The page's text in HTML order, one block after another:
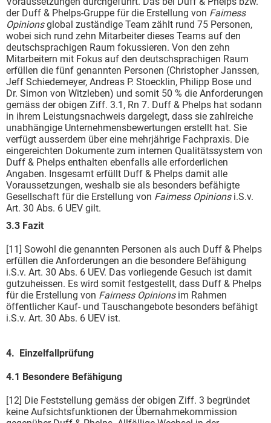
der Duff & Phelps-Gruppe für die Erstellung von Fairness
Opinionsglobal zuständige Team zählt rund 75 Personen,
wobei sich rund zehn Mitarbeiter dieses Teams auf den
deutschsprachigen Raum fokussieren. Von den zehn
Mitarbeitern mit Fokus auf den deutschsprachigen Raum
erfüllen die fünf genannten Personen (Christopher Janssen,
Jeff Schiedemeyer, Andreas P. Stoecklin, Philipp Bose und
Dr. Simon von Witzleben) und somit 50 % die Anforderungen
gemäss der obigen Ziff. 3.1, Rn 7. Duff & Phelps hat sodann
in ihrem Leistungsnachweis dargelegt, dass sie zahlreiche
unabhängige Unternehmensbewertungen erstellt hat. Sie
verfügt ausserdem über eine mehrjährige Fachpraxis. Die
eingereichten Dokumente zum internen Qualitätssystem von
Duff & Phelps enthalten ebenfalls alle erforderlichen
Angaben. Insgesamt erfüllt Duff & Phelps damit alle
Voraussetzungen, weshalb sie als besonders befähigte
Gesellschaft für die Erstellung von Fairness Opinionsi.S.v.
Art. 30 Abs. 6 UEV gilt.
3.3 Fazit
[11] Sowohl die genannten Personen als auch Duff & Phelps
erfüllen die Anforderungen an die besondere Befähigung
i.S.v. Art. 30 Abs. 6 UEV. Das vorliegende Gesuch ist damit
gutzuheissen. Es wird somit festgestellt, dass Duff & Phelps
für die Erstellung von Fairness Opinionsim Rahmen
öffentlicher Kauf- und Tauschangebote besonders befähigt
i.S.v. Art. 30 Abs. 6 UEV ist.
4. Einzelfallprüfung
4.1 Besondere Befähigung
[12] Die Feststellung gemäss der obigen Ziff. 3 begründet
keine Aufsichtsfunktionen der Übernahmekommission